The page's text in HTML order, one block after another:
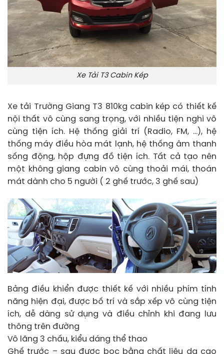
Xe Tải T3 Cabin Kép
Xe tải Trường Giang T3 810kg cabin kép có thiết kế
nội thất vô cùng sang trọng, với nhiều tiện nghi vô
cùng tiện ích. Hệ thống giải trí (Radio, FM, …), hệ
thống máy điều hòa mát lạnh, hệ thống âm thanh
sống động, hộp đựng đồ tiện ích. Tất cả tạo nên
một không giang cabin vô cùng thoải mái, thoán
mát dành cho 5 người ( 2 ghế trước, 3 ghế sau)
Bảng điều khiển được thiết kế với nhiều phím tính
năng hiện đại, được bố trí và sắp xếp vô cùng tiện
ích, dễ dàng sử dụng và điều chỉnh khi đang lưu
thông trên đường
Vô lăng 3 chấu, kiểu dáng thể thao
Ghế trước – sau được bọc bằng chất liệu da cao